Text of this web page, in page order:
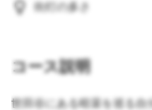
街灯の多さ
コース説明
世田谷にある暗渠を巡る自